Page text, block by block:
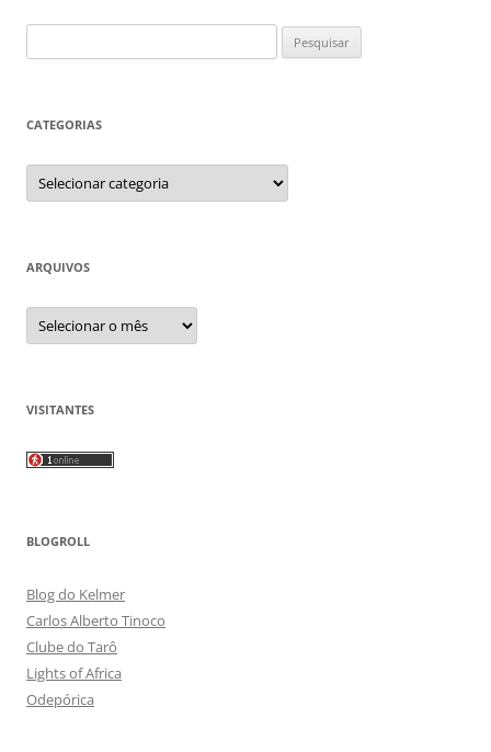
por:
CATEGORIAS
Categorias
ARQUIVOS
Arquivos
VISITANTES
BLOGROLL
Blog do Kelmer
Carlos Alberto Tinoco
Clube do Tarô
Lights of Africa
Odepórica